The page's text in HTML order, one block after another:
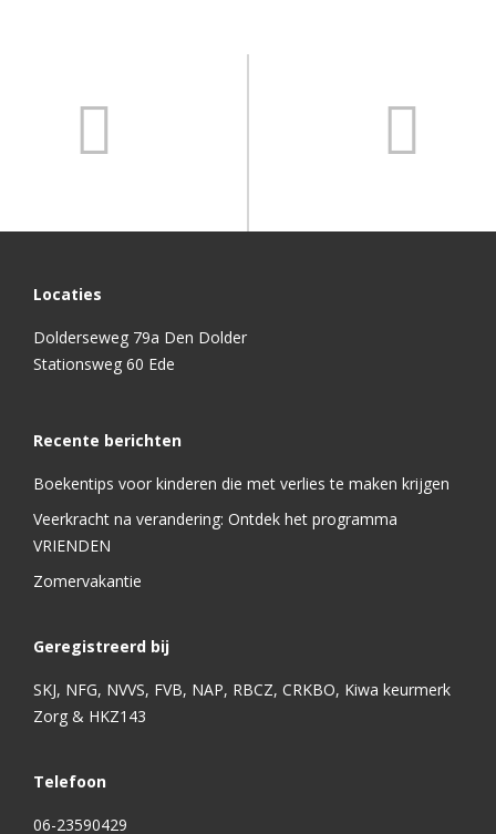
Locaties
Dolderseweg 79a Den Dolder
Stationsweg 60 Ede
Recente berichten
Boekentips voor kinderen die met verlies te maken krijgen
Veerkracht na verandering: Ontdek het programma
VRIENDEN
Zomervakantie
Geregistreerd bij
SKJ, NFG, NVVS, FVB, NAP, RBCZ, CRKBO, Kiwa keurmerk
Zorg & HKZ143
Telefoon
06-23590429